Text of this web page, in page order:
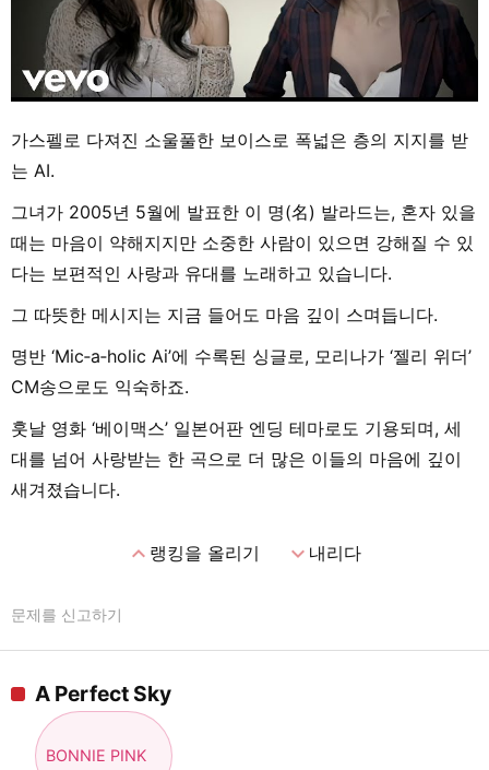
가스펠로 다져진 소울풀한 보이스로 폭넓은 층의 지지를 받
는 AI.
그녀가 2005년 5월에 발표한 이 명(名) 발라드는, 혼자 있을
때는 마음이 약해지지만 소중한 사람이 있으면 강해질 수 있
다는 보편적인 사랑과 유대를 노래하고 있습니다.
그 따뜻한 메시지는 지금 들어도 마음 깊이 스며듭니다.
명반 ‘Mic‑a‑holic Ai’에 수록된 싱글로, 모리나가 ‘젤리 위더’
CM송으로도 익숙하죠.
훗날 영화 ‘베이맥스’ 일본어판 엔딩 테마로도 기용되며, 세
대를 넘어 사랑받는 한 곡으로 더 많은 이들의 마음에 깊이
새겨졌습니다.
expand_less랭킹을 올리기 expand_more내리다
문제를 신고하기
A Perfect Sky
BONNIE PINK